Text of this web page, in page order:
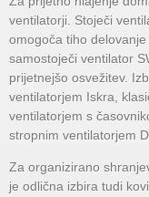
ventilatorji. Stoječi
omogoča tiho
samostoječi ventilator
prijetnejšo osvežitev.
ventilatorjem Iskra,
ventilatorjem s
stropnim ventilatorjem
Za organizirano
je odlična izbira tudi